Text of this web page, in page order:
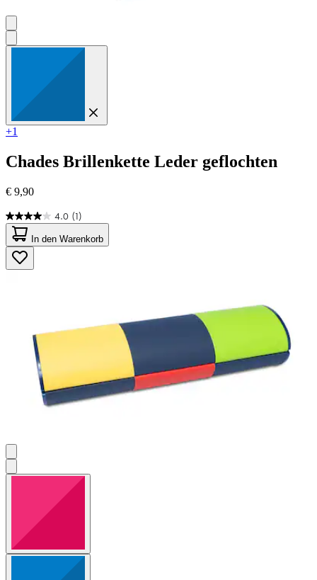
+1
Chades Brillenkette Leder geflochten
€ 9,90
4.0 (1)
4.0
von
5
Sternen.
1
In den Warenkorb